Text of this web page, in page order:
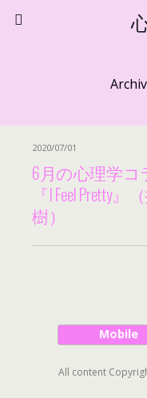
2020/07/01
6月の心理学
『I Feel Pretty
樹）
Mobile
All content